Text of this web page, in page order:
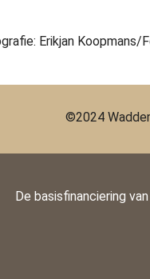
Erikjan
©2024
De basisfinanciering